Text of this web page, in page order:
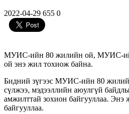
2022-04-29 655 0
МУИС-ийн 80 жилийн ой, МУИС-ийн
ой энэ жил тохиож байна.
Бидний зүгээс МУИС-ийн 80 жилийн
сүлжээ, мэдээллийн аюулгүй
амжилттай зохион байгууллаа.
байгууллаа.